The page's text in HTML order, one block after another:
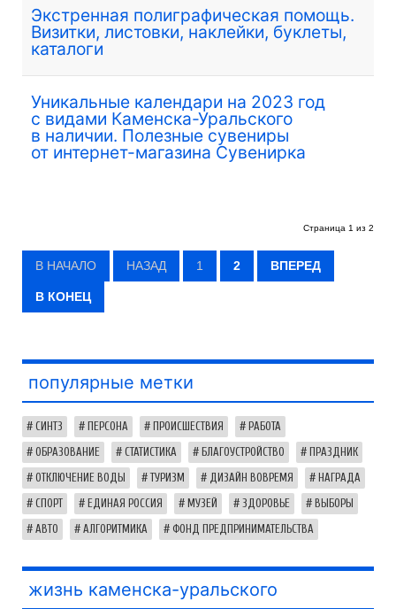
Экстренная полиграфическая помощь.
Визитки, листовки, наклейки, буклеты,
каталоги
Уникальные календари на 2023 год
с видами Каменска-Уральского
в наличии. Полезные сувениры
от интернет-магазина Сувенирка
Страница 1 из 2
В НАЧАЛО НАЗАД 1 2 ВПЕРЕД
В КОНЕЦ
популярные метки
СИНТЗ ПЕРСОНА ПРОИСШЕСТВИЯ РАБОТА
ОБРАЗОВАНИЕ СТАТИСТИКА БЛАГОУСТРОЙСТВО ПРАЗДНИК
ОТКЛЮЧЕНИЕ ВОДЫ ТУРИЗМ ДИЗАЙН ВОВРЕМЯ НАГРАДА
СПОРТ ЕДИНАЯ РОССИЯ МУЗЕЙ ЗДОРОВЬЕ ВЫБОРЫ
АВТО АЛГОРИТМИКА ФОНД ПРЕДПРИНИМАТЕЛЬСТВА
жизнь каменска-уральского